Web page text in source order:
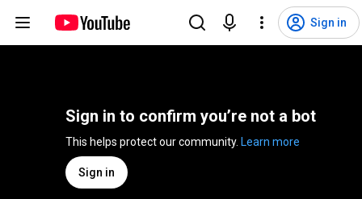
Sign in
Sign in to confirm you’re not a bot
Learn more
Sign in